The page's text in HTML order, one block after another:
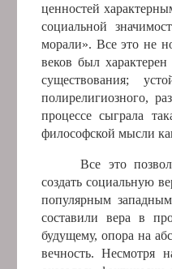
ценностей
социальной
морали». Все это не
веков был
существования;
полирелигиозного,
процессе сыграла
философской мысли
Все это
создать социальную
популярным
составили вера в
будущему, опора на
вечность. Несмотря